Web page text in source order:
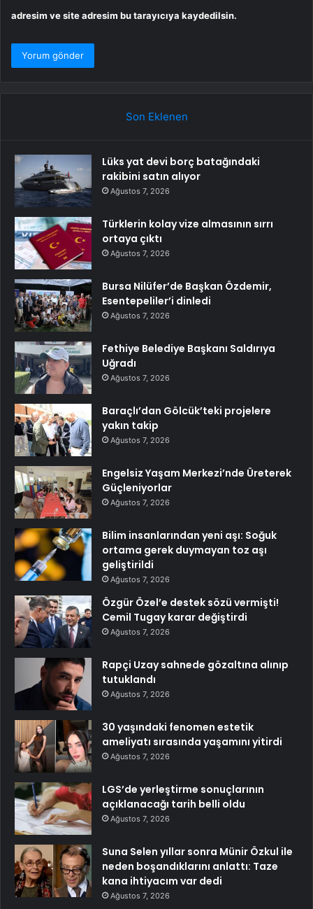
adresim ve site adresim bu tarayıcıya kaydedilsin.
Son Eklenen
Lüks yat devi borç batağındaki
rakibini satın alıyor
Ağustos 7, 2026
Türklerin kolay vize almasının sırrı
ortaya çıktı
Ağustos 7, 2026
Bursa Nilüfer’de Başkan Özdemir,
Esentepeliler’i dinledi
Ağustos 7, 2026
Fethiye Belediye Başkanı Saldırıya
Uğradı
Ağustos 7, 2026
Baraçlı’dan Gölcük’teki projelere
yakın takip
Ağustos 7, 2026
Engelsiz Yaşam Merkezi’nde Üreterek
Güçleniyorlar
Ağustos 7, 2026
Bilim insanlarından yeni aşı: Soğuk
ortama gerek duymayan toz aşı
geliştirildi
Ağustos 7, 2026
Özgür Özel’e destek sözü vermişti!
Cemil Tugay karar değiştirdi
Ağustos 7, 2026
Rapçi Uzay sahnede gözaltına alınıp
tutuklandı
Ağustos 7, 2026
30 yaşındaki fenomen estetik
ameliyatı sırasında yaşamını yitirdi
Ağustos 7, 2026
LGS’de yerleştirme sonuçlarının
açıklanacağı tarih belli oldu
Ağustos 7, 2026
Suna Selen yıllar sonra Münir Özkul ile
neden boşandıklarını anlattı: Taze
kana ihtiyacım var dedi
Ağustos 7, 2026